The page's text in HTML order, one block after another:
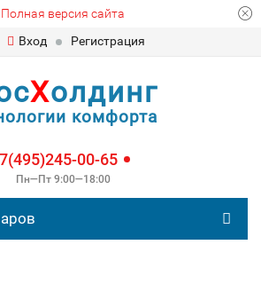
Полная версия сайта
Вход
Регистрация
Холдинг
комфорта
00-65
Пн—Пт 9:00—18:00